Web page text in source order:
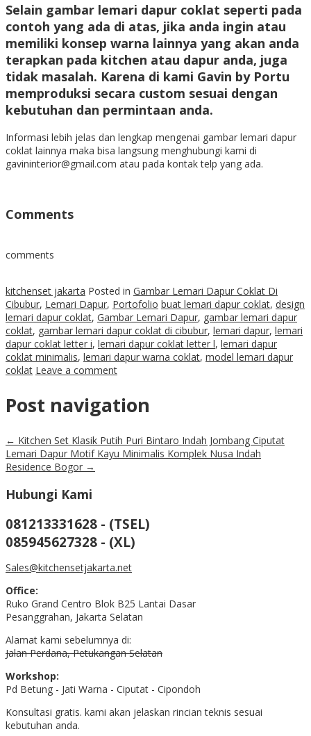
Selain gambar lemari dapur coklat seperti pada
contoh yang ada di atas, jika anda ingin atau
memiliki konsep warna lainnya yang akan anda
terapkan pada kitchen atau dapur anda, juga
tidak masalah. Karena di kami Gavin by Portu
memproduksi secara custom sesuai dengan
kebutuhan dan permintaan anda.
Informasi lebih jelas dan lengkap mengenai gambar lemari dapur
coklat lainnya maka bisa langsung menghubungi kami di
gavininterior@gmail.com atau pada kontak telp yang ada.
Comments
comments
kitchenset jakarta Posted in Gambar Lemari Dapur Coklat Di
Cibubur, Lemari Dapur, Portofolio buat lemari dapur coklat, design
lemari dapur coklat, Gambar Lemari Dapur, gambar lemari dapur
coklat, gambar lemari dapur coklat di cibubur, lemari dapur, lemari
dapur coklat letter i, lemari dapur coklat letter l, lemari dapur
coklat minimalis, lemari dapur warna coklat, model lemari dapur
coklat Leave a comment
Post navigation
← Kitchen Set Klasik Putih Puri Bintaro Indah Jombang Ciputat
Lemari Dapur Motif Kayu Minimalis Komplek Nusa Indah
Residence Bogor →
Hubungi Kami
081213331628 - (TSEL)
085945627328 - (XL)
Sales@kitchensetjakarta.net
Office:
Ruko Grand Centro Blok B25 Lantai Dasar
Pesanggrahan, Jakarta Selatan
Alamat kami sebelumnya di:
Jalan Perdana, Petukangan Selatan
Workshop:
Pd Betung - Jati Warna - Ciputat - Cipondoh
Konsultasi gratis. kami akan jelaskan rincian teknis sesuai
kebutuhan anda.